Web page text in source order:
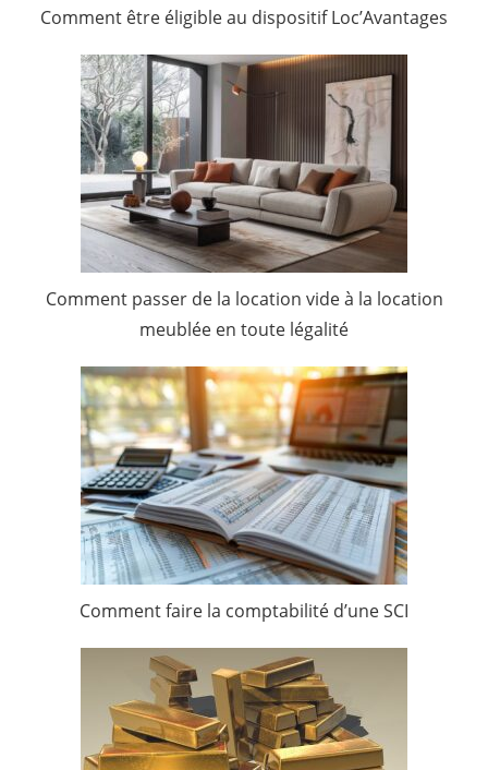
Comment être éligible au dispositif Loc’Avantages
Comment passer de la location vide à la location
meublée en toute légalité
Comment faire la comptabilité d’une SCI